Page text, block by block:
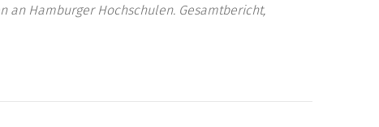
an Hamburger Hochschulen. Gesamtbericht,